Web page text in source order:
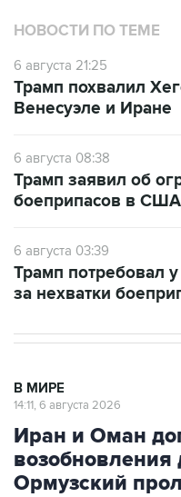
НОВОСТИ ПО ТЕМЕ
6 августа 21:25
Трамп похвалил
Венесуэле и Иране
6 августа 08:38
Трамп заявил об
боеприпасов в США
6 августа 03:39
Трамп потребовал
за нехватки
В МИРЕ
14:11, 6 августа 2026
Иран и Оман
Ормузский